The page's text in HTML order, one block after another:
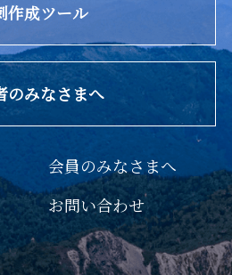
作成ツール
のみなさまへ
会員のみなさまへ
お問い合わせ